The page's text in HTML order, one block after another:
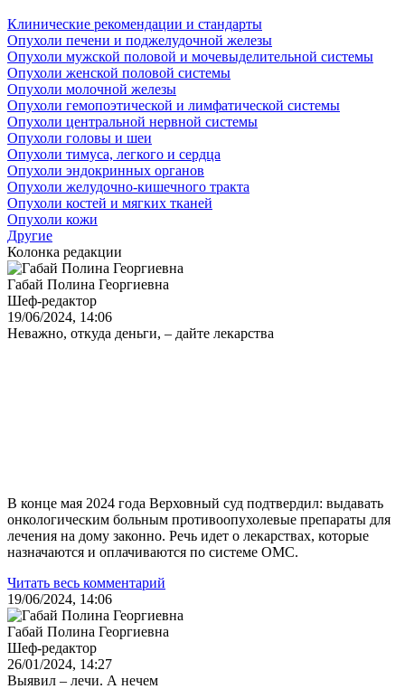
Клинические рекомендации и стандарты
Опухоли печени и поджелудочной железы
Опухоли мужской половой и мочевыделительной системы
Опухоли женской половой системы
Опухоли молочной железы
Опухоли гемопоэтической и лимфатической системы
Опухоли центральной нервной системы
Опухоли головы и шеи
Опухоли тимуса, легкого и сердца
Опухоли эндокринных органов
Опухоли желудочно-кишечного тракта
Опухоли костей и мягких тканей
Опухоли кожи
Другие
Колонка редакции
Габай Полина Георгиевна
Шеф-редактор
19/06/2024, 14:06
Неважно, откуда деньги, – дайте лекарства
В конце мая 2024 года Верховный суд подтвердил: выдавать
онкологическим больным противоопухолевые препараты для
лечения на дому законно. Речь идет о лекарствах, которые
назначаются и оплачиваются по системе ОМС.
Читать весь комментарий
19/06/2024, 14:06
Габай Полина Георгиевна
Шеф-редактор
26/01/2024, 14:27
Выявил – лечи. А нечем